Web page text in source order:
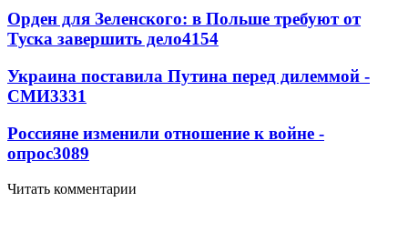
Орден для Зеленского: в Польше требуют от
Туска завершить дело4154
Украина поставила Путина перед дилеммой -
СМИ3331
Россияне изменили отношение к войне -
опрос3089
Читать комментарии